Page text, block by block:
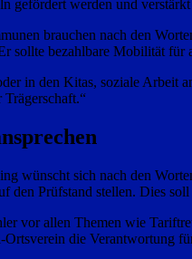
gefördert werden und
brauchen nach den
sollte bezahlbare Mobilität
in den Kitas, soziale Arbeit
Trägerschaft.“
wünscht sich nach den
den Prüfstand stellen. Dies
vor allen Themen wie
die Verantwortung